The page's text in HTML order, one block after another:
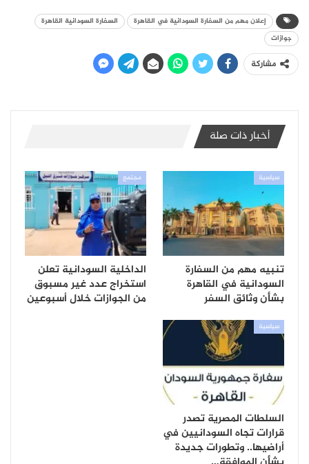
إعلان مهم من السفارة السودانية في القاهرة
السفارة السودانية القاهرة
جوازات
مشاركة
أخبار ذات صلة
سياسية
تنبيه مهم من السفارة
السودانية في القاهرة
بشأن وثائق السفر
مجتمع
الداخلية السودانية تعلن
استخراج عدد غير مسبوق
من الجوازات خلال أسبوعين
سياسية
السلطات المصرية تصدر
قرارات تجاه السودانيين في
أراضيها.. وتطورات جديدة